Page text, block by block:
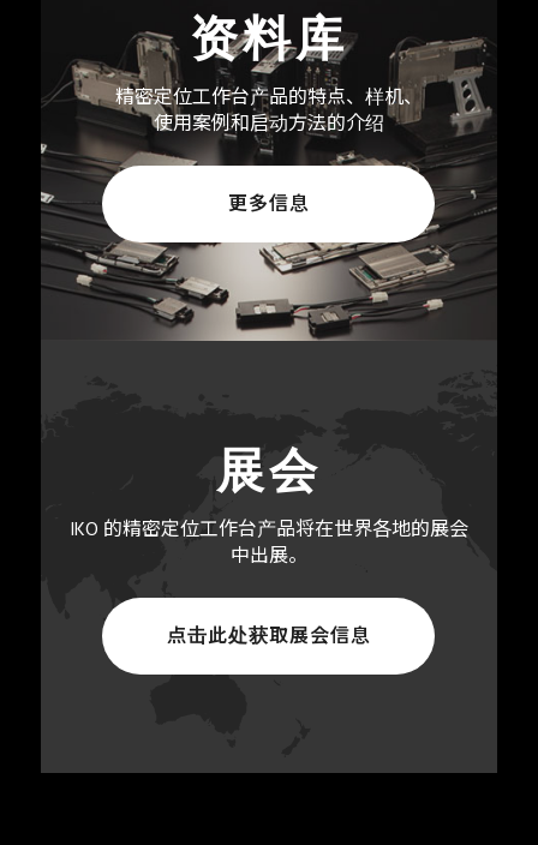
资料库
精密定位工作台产品的特点、样机、
使用案例和启动方法的介绍
更多信息
展会
IKO 的精密定位工作台产品将在世界各地的展会
中出展。
点击此处获取展会信息